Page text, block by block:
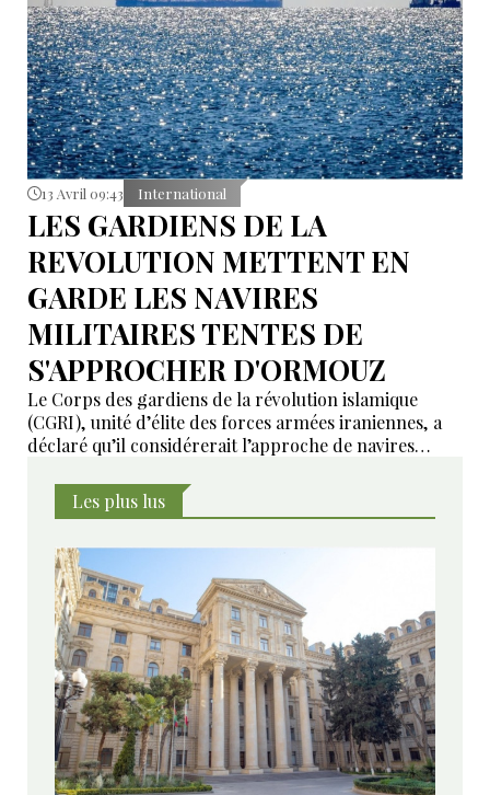
13 Avril 09:43 International
LES GARDIENS DE LA
REVOLUTION METTENT EN
GARDE LES NAVIRES
MILITAIRES TENTES DE
S'APPROCHER D'ORMOUZ
Le Corps des gardiens de la révolution islamique
(CGRI), unité d’élite des forces armées iraniennes, a
déclaré qu’il considérerait l’approche de navires
cessez-le-feu. C’est ce qu’indique un communiqué du
CGRI.
Les plus lus